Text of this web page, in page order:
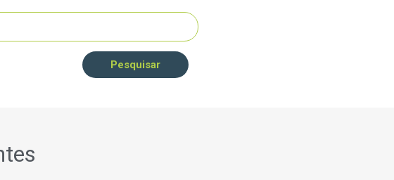
Pesquisar